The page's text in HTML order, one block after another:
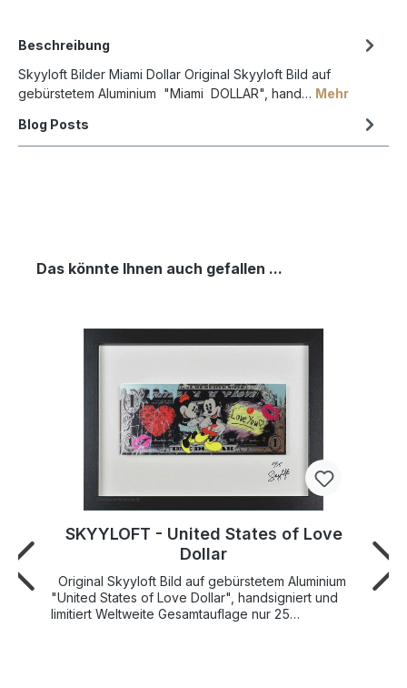
Beschreibung
Skyyloft Bilder Miami Dollar Original Skyyloft Bild auf
gebürstetem Aluminium "Miami DOLLAR", hand… Mehr
Blog Posts
Das könnte Ihnen auch gefallen ...
SKYYLOFT - United States of Love
Dollar
"United States of Love Dollar", handsigniert und
limitiert Weltweite Gesamtauflage nur 25